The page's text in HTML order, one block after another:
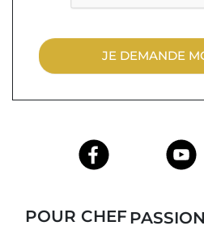
JE DEMANDE
TABLIER DE CUISINE PERSONNALISÉ POUR CHEF CUISINIER